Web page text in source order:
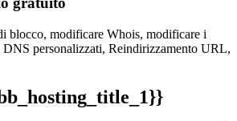
blocco, modificare Whois, modificare i
DNS personalizzati, Reindirizzamento URL,
}}